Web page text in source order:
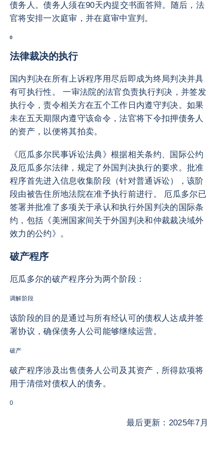
债务人。债务人须在90天内提交书面答辩。随后，法
官将安排一次庭审，并在庭审中宣判。
0
法律裁决的执行
国内判决在所有上诉程序用尽后即成为终局判决并具
有可执行性。 一审法院的法官负责执行判决，并签发
执行令，责令相关方在五个工作日内遵守判决。如果
未在五天期限内遵守该命令，法官将下令扣押债务人
的资产，以便将其拍卖。
《厄瓜多尔民事诉讼法典》根据相关条约、国际公约
及厄瓜多尔法律，规定了外国判决执行的要求。批准
程序首先进入信息收集阶段（针对普通诉讼），该阶
段由被告住所地法院在准予执行前进行。 厄瓜多尔已
签署并批准了多项关于承认和执行外国判决的国际条
约，包括《美洲国家间关于外国判决和仲裁裁决域外
效力的公约》。
破产程序
厄瓜多尔的破产程序分为两个阶段：
调解阶段
该阶段的目的是通过与所有经认可的债权人达成并签
署协议，确保债务人公司能够继续运营。
破产
破产程序涉及出售债务人公司及其资产，所得款项将
用于清偿对债权人的债务。
0
最后更新：2025年7月